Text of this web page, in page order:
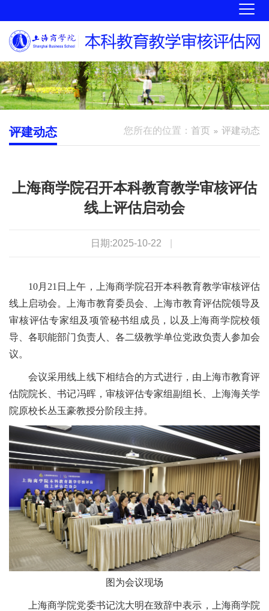
您所在的位置： 首页 评建动态
评建动态
上海商学院召开本科教育教学审核评估
线上评估启动会
日期:2025-10-22
10月21日上午，上海商学院召开本科教育教学审核评估
线上启动会。上海市教育委员会、上海市教育评估院领导及
审核评估专家组及项管秘书组成员，以及上海商学院校领
导、各职能部门负责人、各二级教学单位党政负责人参加会
议。
会议采用线上线下相结合的方式进行，由上海市教育评
估院院长、书记冯晖，审核评估专家组副组长、上海海关学
院原校长丛玉豪教授分阶段主持。
图为会议现场
上海商学院党委书记沈大明在致辞中表示，上海商学院